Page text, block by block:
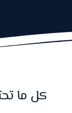
كل ما